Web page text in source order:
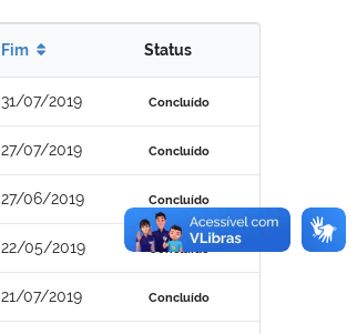
Fim Status
31/07/2019 Concluído
27/07/2019 Concluído
27/06/2019 Concluído
22/05/2019 Concluído
21/07/2019 Concluído